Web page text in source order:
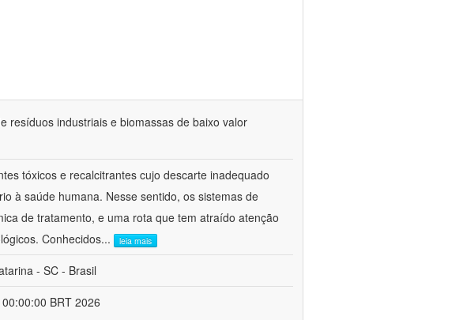
resíduos industriais e biomassas de baixo valor
tóxicos e recalcitrantes cujo descarte inadequado
à saúde humana. Nesse sentido, os sistemas de
de tratamento, e uma rota que tem atraído atenção
Conhecidos... leia mais
- SC - Brasil
BRT 2026